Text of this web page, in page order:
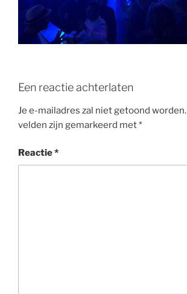
k
Een reactie achterlaten
Je e-mailadres zal niet getoond worden.
velden zijn gemarkeerd met*
Reactie*